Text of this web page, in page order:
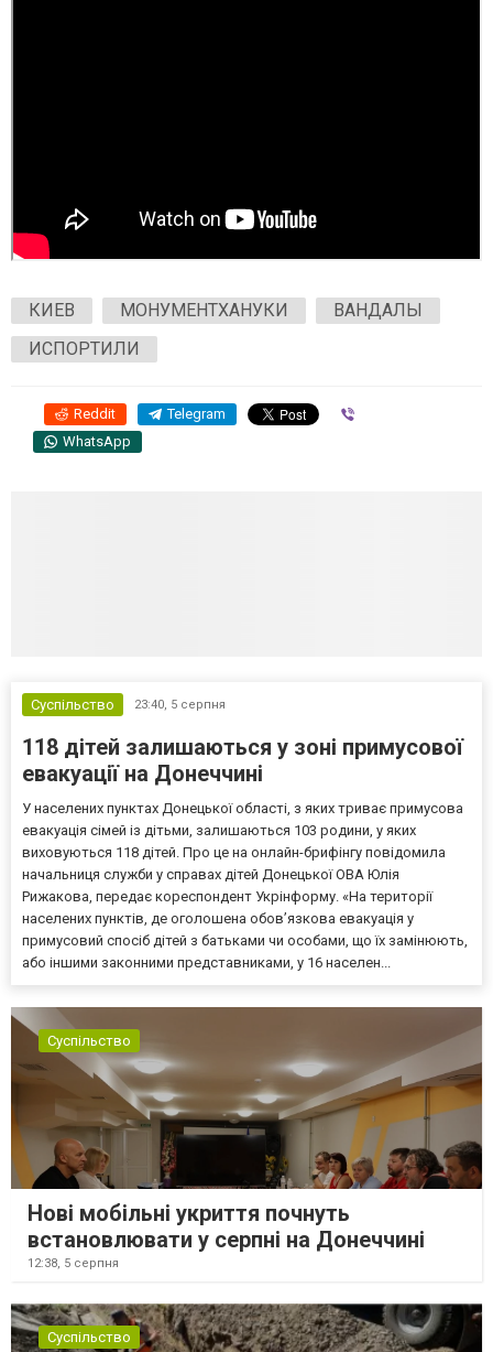
КИЕВ МОНУМЕНТХАНУКИ
ВАНДАЛЫ
ИСПОРТИЛИ
Reddit Telegram
WhatsApp
Суспільство 23:40, 5 серпня
118 дітей залишаються у зоні примусової
евакуації на Донеччині
У населених пунктах Донецької області, з яких триває примусова
евакуація сімей із дітьми, залишаються 103 родини, у яких
виховуються 118 дітей. Про це на онлайн-брифінгу повідомила
начальниця служби у справах дітей Донецької ОВА Юлія
Рижакова, передає кореспондент Укрінформу. «На території
населених пунктів, де оголошена обов’язкова евакуація у
примусовий спосіб дітей з батьками чи особами, що їх замінюють,
або іншими законними представниками, у 16 населен...
Суспільство
Нові мобільні укриття почнуть
встановлювати у серпні на Донеччині
12:38, 5 серпня
Суспільство